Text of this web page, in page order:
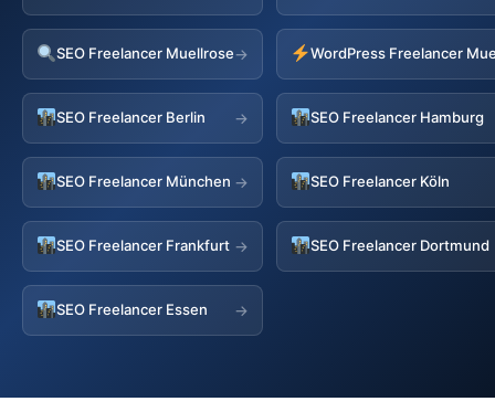
SEO Freelancer Muellrose→ WordPress Freelancer
SEO Freelancer Berlin → SEO Freelancer Hamburg
SEO Freelancer München → SEO Freelancer Köln
SEO Freelancer Frankfurt → SEO Freelancer Dortmund
SEO Freelancer Essen →